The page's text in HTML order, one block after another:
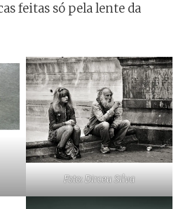
feitas só pela lente da
Foto: Dirceu Silva